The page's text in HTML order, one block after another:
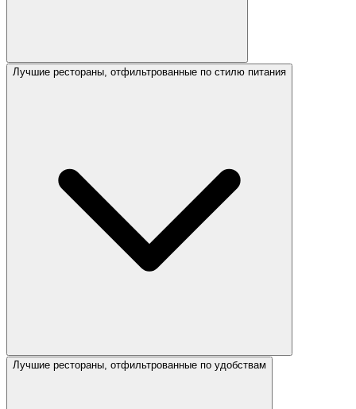
Лучшие рестораны, отфильтрованные по стилю питания
Лучшие рестораны, отфильтрованные по удобствам